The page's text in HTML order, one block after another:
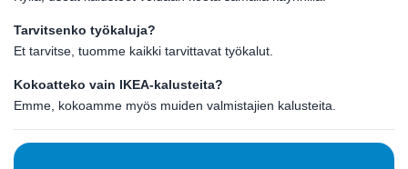
Tarvitsenko työkaluja?
Et tarvitse, tuomme kaikki tarvittavat työkalut.
Kokoatteko vain IKEA-kalusteita?
Emme, kokoamme myös muiden valmistajien kalusteita.